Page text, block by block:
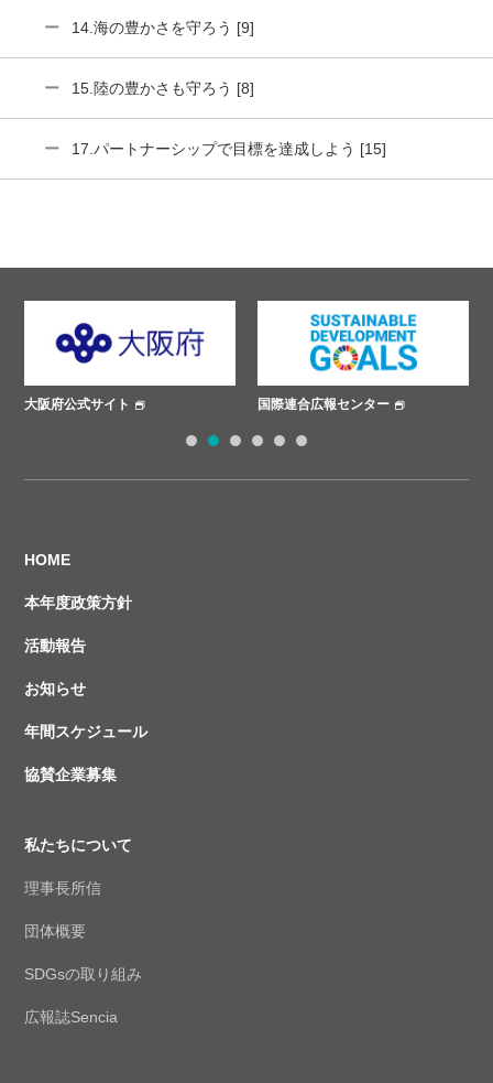
14.海の豊かさを守ろう [9]
15.陸の豊かさも守ろう [8]
17.パートナーシップで目標を達成しよう [15]
公式サイト 国際連合広報センター
HOME
本年度政策方針
活動報告
お知らせ
年間スケジュール
協賛企業募集
私たちについて
理事長所信
団体概要
SDGsの取り組み
広報誌Sencia